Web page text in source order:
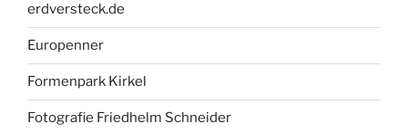
erdversteck.de
Europenner
Formenpark Kirkel
Fotografie Friedhelm Schneider